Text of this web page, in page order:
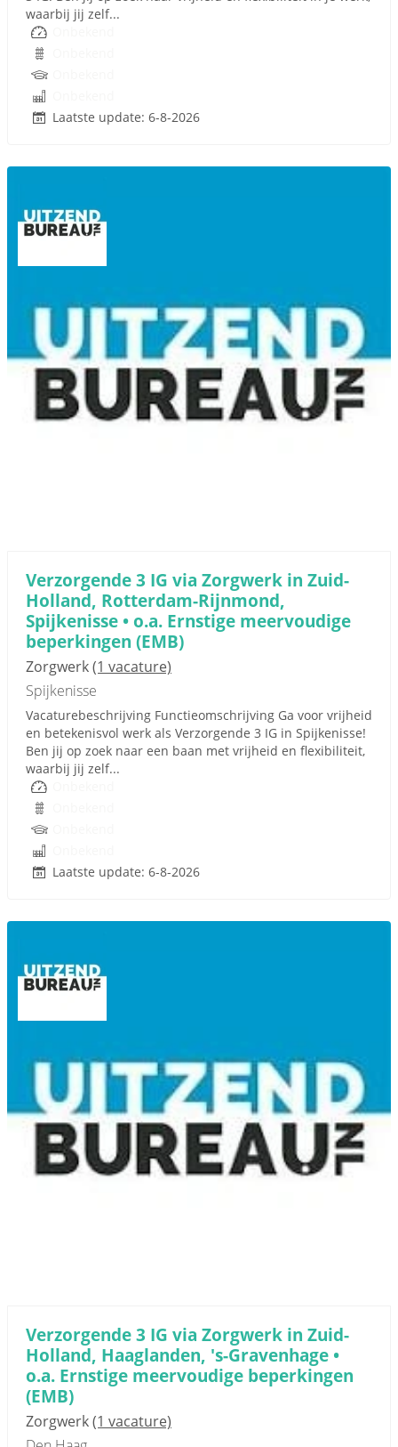
waarbij jij zelf...
Laatste update: 6-8-2026
Verzorgende 3 IG via Zorgwerk in Zuid-
Holland, Rotterdam-Rijnmond,
Spijkenisse • o.a. Ernstige meervoudige
beperkingen (EMB)
Zorgwerk(1 vacature)
Spijkenisse
Vacaturebeschrijving Functieomschrijving Ga voor vrijheid
en betekenisvol werk als Verzorgende 3 IG in Spijkenisse!
Ben jij op zoek naar een baan met vrijheid en flexibiliteit,
waarbij jij zelf...
Laatste update: 6-8-2026
Verzorgende 3 IG via Zorgwerk in Zuid-
Holland, Haaglanden, 's-Gravenhage •
o.a. Ernstige meervoudige beperkingen
(EMB)
Zorgwerk(1 vacature)